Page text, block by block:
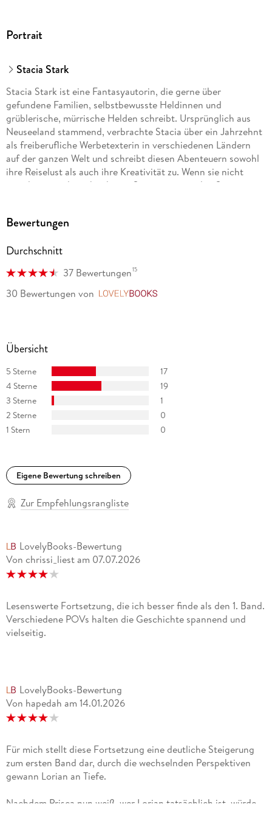
Portrait
Stacia Stark
Stacia Stark ist eine Fantasyautorin, die gerne über
gefundene Familien, selbstbewusste Heldinnen und
grüblerische, mürrische Helden schreibt. Ursprünglich aus
Neuseeland stammend, verbrachte Stacia über ein Jahrzehnt
als freiberufliche Werbetexterin in verschiedenen Ländern
auf der ganzen Welt und schreibt diesen Abenteuern sowohl
ihre Reiselust als auch ihre Kreativität zu. Wenn sie nicht
gerade reist oder schreibt, ist Stacia meist in den Seiten
Bewertungen
Durchschnitt
37 Bewertungen15
30 Bewertungen von
Übersicht
5 Sterne
17
4 Sterne
19
3 Sterne
1
2 Sterne
0
1 Stern
0
Eigene Bewertung schreiben
Zur Empfehlungsrangliste
LovelyBooks-Bewertung
Von chrissi_liest am 07.07.2026
Lesenswerte Fortsetzung, die ich besser finde als den 1. Band.
Verschiedene POVs halten die Geschichte spannend und
vielseitig.
LovelyBooks-Bewertung
Von hapedah am 14.01.2026
Für mich stellt diese Fortsetzung eine deutliche Steigerung
zum ersten Band dar, durch die wechselnden Perspektiven
gewann Lorian an Tiefe.
Nachdem Prisca nun weiß, wer Lorian tatsächlich ist, würde